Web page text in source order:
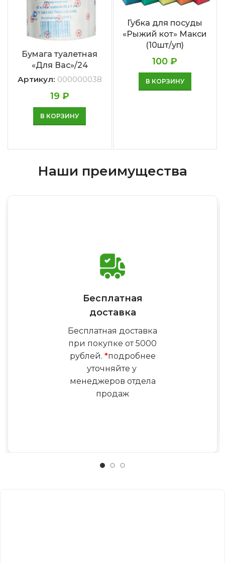
Бумага туалетная
«Для Вас»/24
Артикул: 000000038
19 ₽
В КОРЗИНУ
Губка для посуды
«Рыжий кот» Макси
(10шт/уп)
100₽
В КОРЗИНУ
Наши преимущества
Бесплатная
доставка
Бесплатная доставка
при покупке от 5000
рублей. *подробнее
уточняйте у
менеджеров отдела
продаж